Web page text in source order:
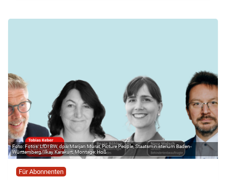
Fotos: LfDI BW, dpa/Marijan Murat, Picture People, Staatsministerium Baden-
Württemberg/Ilkay Karakurt, Montage: Hoß
Für Abonnenten